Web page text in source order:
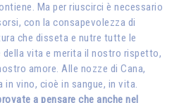
Ma per riuscirci è necessario
con la consapevolezza di
che disseta e nutre tutte le
della vita e merita il nostro rispetto,
amore. Alle nozze di Cana,
vino, cioè in sangue, in vita.
a pensare che anche nel